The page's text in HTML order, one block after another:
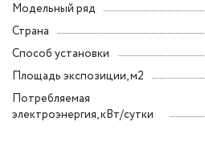
Модельный ряд
Страна
Способ установки
Площадь экспозиции, м2
Потребляемая
электроэнергия, кВт/сутки